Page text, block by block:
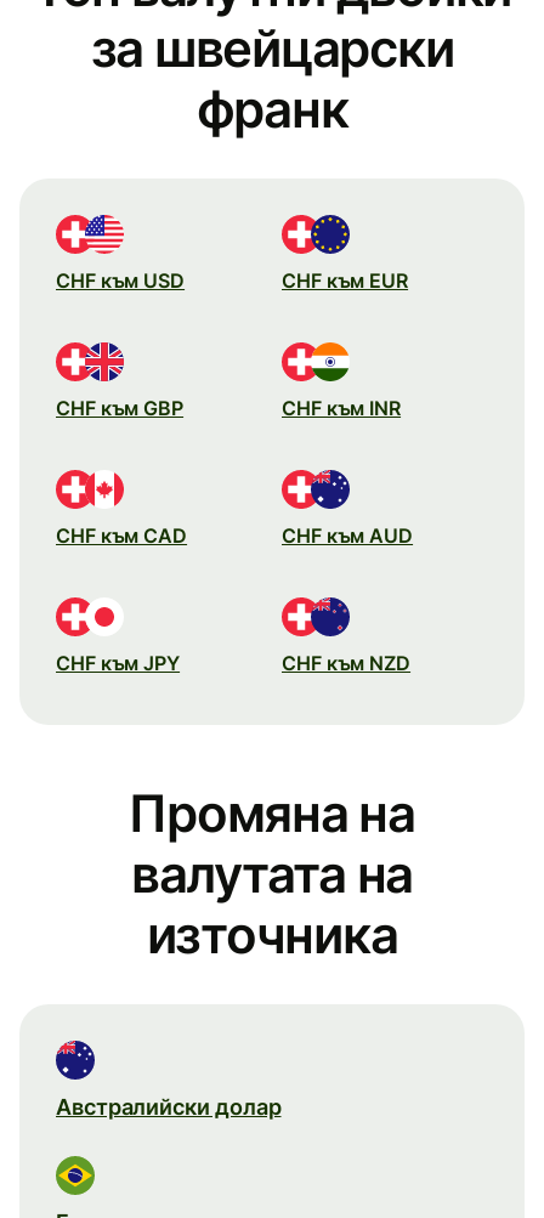
за швейцарски
франк
CHF към USD CHF към EUR
CHF към GBP CHF към INR
CHF към CAD CHF към AUD
CHF към JPY CHF към NZD
Промяна на
валутата на
източника
Австралийски долар